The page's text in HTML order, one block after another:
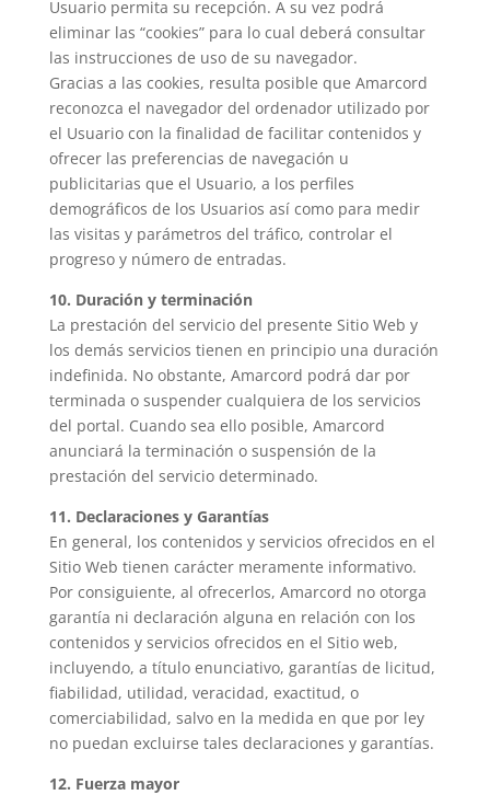
Usuario permita su recepción. A su vez podrá
eliminar las “cookies” para lo cual deberá consultar
las instrucciones de uso de su navegador.
Gracias a las cookies, resulta posible que Amarcord
reconozca el navegador del ordenador utilizado por
el Usuario con la finalidad de facilitar contenidos y
ofrecer las preferencias de navegación u
publicitarias que el Usuario, a los perfiles
demográficos de los Usuarios así como para medir
las visitas y parámetros del tráfico, controlar el
progreso y número de entradas.
10. Duración y terminación
La prestación del servicio del presente Sitio Web y
los demás servicios tienen en principio una duración
indefinida. No obstante, Amarcord podrá dar por
terminada o suspender cualquiera de los servicios
del portal. Cuando sea ello posible, Amarcord
anunciará la terminación o suspensión de la
prestación del servicio determinado.
11. Declaraciones y Garantías
En general, los contenidos y servicios ofrecidos en el
Sitio Web tienen carácter meramente informativo.
Por consiguiente, al ofrecerlos, Amarcord no otorga
garantía ni declaración alguna en relación con los
contenidos y servicios ofrecidos en el Sitio web,
incluyendo, a título enunciativo, garantías de licitud,
fiabilidad, utilidad, veracidad, exactitud, o
comerciabilidad, salvo en la medida en que por ley
no puedan excluirse tales declaraciones y garantías.
12. Fuerza mayor